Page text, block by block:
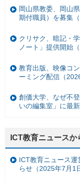
岡山県教委、岡山
期付職員）を募集
クリサク、暗記・
ノート」提供開始
教育出版、映像コ
ーミング配信（
創価大学、なぜ不
いの編集室」に最
ICT教育ニュース
ICT教育ニュース
らせ（2025年7月1